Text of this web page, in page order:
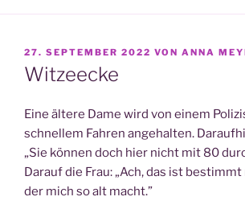
VERÖFFENTLICHT
AM
27. SEPTEMBER 2022 VON ANNA
Witzeecke
Eine älte­re Dame wird von einem
schnel­lem Fah­ren ange­hal­ten.
„Sie kön­nen doch hier nicht mit 80
Dar­auf die Frau: „Ach, das ist
der mich so alt macht.”